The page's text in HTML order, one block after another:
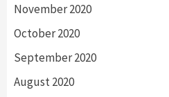
November 2020
October 2020
September 2020
August 2020